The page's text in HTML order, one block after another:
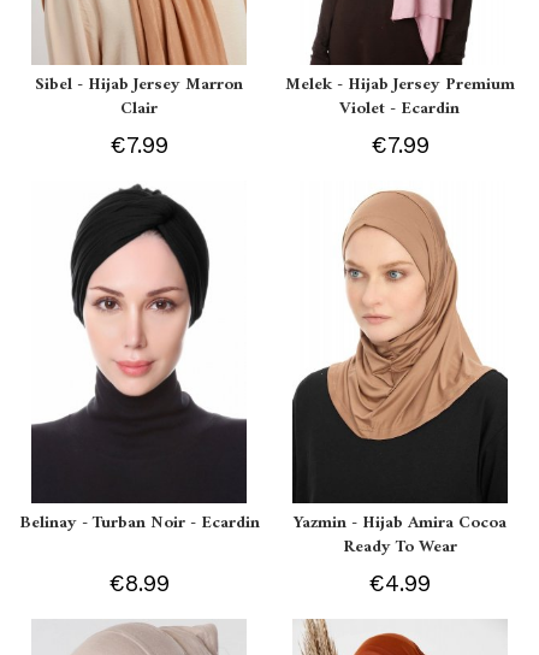
Sibel - Hijab Jersey Marron
Clair
€7.99
Melek - Hijab Jersey Premium
Violet - Ecardin
€7.99
Belinay - Turban Noir - Ecardin
€8.99
Yazmin - Hijab Amira Cocoa
Ready To Wear
€4.99